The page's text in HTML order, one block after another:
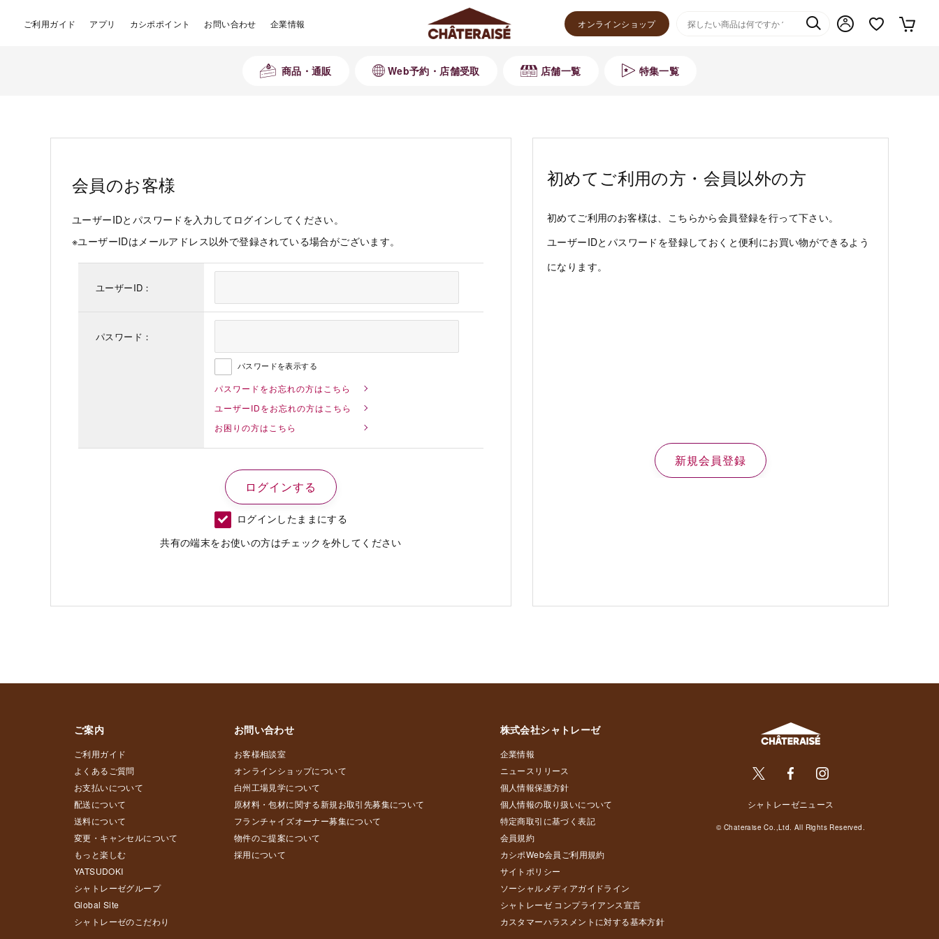
ご利用ガイド アプリ カシポポイント お問い合わせ 企業情報 オンラインショップ
商品・通販 Web予約・店舗受取 店舗一覧 特集一覧
会員のお客様
ユーザーIDとパスワードを入力してログインしてください。
※ユーザーIDはメールアドレス以外で登録されている場合がございます。
ユーザーID：
パスワード：
パスワードを表示する
パスワードをお忘れの方はこちら
ユーザーIDをお忘れの方はこちら
お困りの方はこちら
ログインしたままにする
共有の端末をお使いの方はチェックを外してください
初めてご利用の方・会員以外の方
初めてご利用のお客様は、こちらから会員登録を行って下さい。
ユーザーIDとパスワードを登録しておくと便利にお買い物ができるよう
になります。
ご案内
ご利用ガイド
よくあるご質問
お支払いについて
配送について
送料について
変更・キャンセルについて
もっと楽しむ
YATSUDOKI
シャトレーゼグループ
Global Site
シャトレーゼのこだわり
お問い合わせ
お客様相談室
オンラインショップについて
白州工場見学について
原材料・包材に関する新規お取引先募集について
フランチャイズオーナー募集について
物件のご提案について
採用について
株式会社シャトレーゼ
企業情報
ニュースリリース
個人情報保護方針
個人情報の取り扱いについて
特定商取引に基づく表記
会員規約
カシポWeb会員ご利用規約
サイトポリシー
ソーシャルメディアガイドライン
シャトレーゼ コンプライアンス宣言
カスタマーハラスメントに対する基本方針
シャトレーゼニュース
© Chateraise Co.,Ltd. All Rights Reserved.